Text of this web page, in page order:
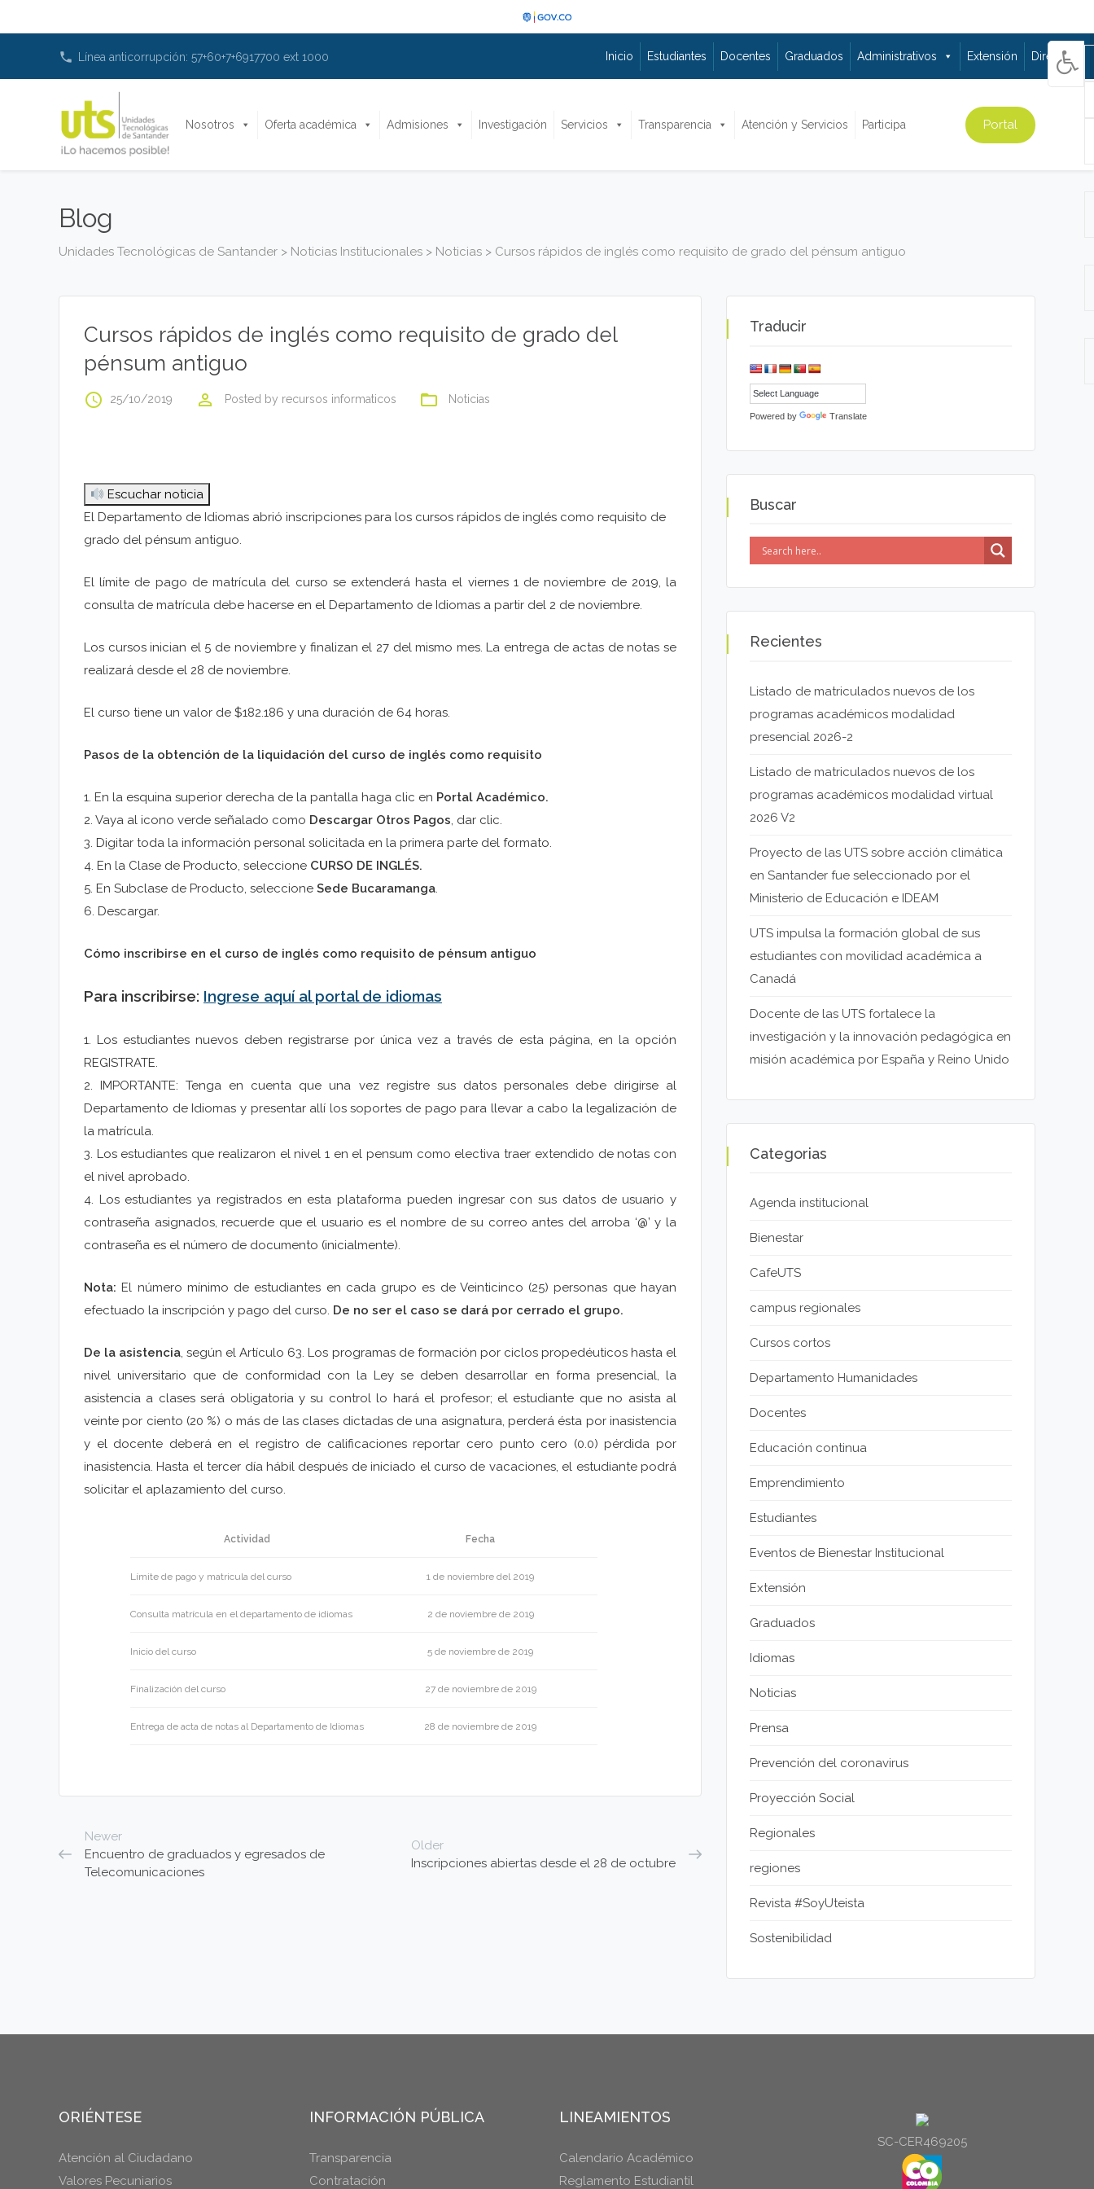
phone Línea anticorrupción: 57+60+7+6917700 ext 1000 Inicio Estudiantes Docentes Graduados Administrativos Extensión Directorio
Nosotros Oferta académica Admisiones Investigación Servicios Transparencia Atención y Servicios Participa Portal
Blog
Unidades Tecnológicas de Santander > Noticias Institucionales > Noticias > Cursos rápidos de inglés como requisito de grado del pénsum antiguo
Cursos rápidos de inglés como requisito de grado del
pénsum antiguo
access_time 25/10/2019 perm_identity Posted by recursos informaticos folder_open Noticias
Escuchar noticia
El Departamento de Idiomas abrió inscripciones para los cursos rápidos de inglés como requisito de
grado del pénsum antiguo.
El límite de pago de matrícula del curso se extenderá hasta el viernes 1 de noviembre de 2019, la
consulta de matrícula debe hacerse en el Departamento de Idiomas a partir del 2 de noviembre.
Los cursos inician el 5 de noviembre y finalizan el 27 del mismo mes. La entrega de actas de notas se
realizará desde el 28 de noviembre.
El curso tiene un valor de $182.186 y una duración de 64 horas.
Pasos de la obtención de la liquidación del curso de inglés como requisito
1. En la esquina superior derecha de la pantalla haga clic en Portal Académico.
2. Vaya al icono verde señalado como Descargar Otros Pagos, dar clic.
3. Digitar toda la información personal solicitada en la primera parte del formato.
4. En la Clase de Producto, seleccione CURSO DE INGLÉS.
5. En Subclase de Producto, seleccione Sede Bucaramanga.
6. Descargar.
Cómo inscribirse en el curso de inglés como requisito de pénsum antiguo
Para inscribirse: Ingrese aquí al portal de idiomas
1. Los estudiantes nuevos deben registrarse por única vez a través de esta página, en la opción
REGISTRATE.
2. IMPORTANTE: Tenga en cuenta que una vez registre sus datos personales debe dirigirse al
Departamento de Idiomas y presentar allí los soportes de pago para llevar a cabo la legalización de
la matrícula.
3. Los estudiantes que realizaron el nivel 1 en el pensum como electiva traer extendido de notas con
el nivel aprobado.
4. Los estudiantes ya registrados en esta plataforma pueden ingresar con sus datos de usuario y
contraseña asignados, recuerde que el usuario es el nombre de su correo antes del arroba ‘@’ y la
contraseña es el número de documento (inicialmente).
Nota: El número mínimo de estudiantes en cada grupo es de Veinticinco (25) personas que hayan
efectuado la inscripción y pago del curso. De no ser el caso se dará por cerrado el grupo.
De la asistencia, según el Artículo 63. Los programas de formación por ciclos propedéuticos hasta el
nivel universitario que de conformidad con la Ley se deben desarrollar en forma presencial, la
asistencia a clases será obligatoria y su control lo hará el profesor; el estudiante que no asista al
veinte por ciento (20 %) o más de las clases dictadas de una asignatura, perderá ésta por inasistencia
y el docente deberá en el registro de calificaciones reportar cero punto cero (0.0) pérdida por
inasistencia. Hasta el tercer día hábil después de iniciado el curso de vacaciones, el estudiante podrá
solicitar el aplazamiento del curso.
Actividad Fecha
Límite de pago y matricula del curso 1 de noviembre del 2019
Consulta matrícula en el departamento de idiomas 2 de noviembre de 2019
Inicio del curso 5 de noviembre de 2019
Finalización del curso 27 de noviembre de 2019
Entrega de acta de notas al Departamento de Idiomas 28 de noviembre de 2019
Newer
Encuentro de graduados y egresados de
Telecomunicaciones
Older
Inscripciones abiertas desde el 28 de octubre
Traducir
Powered by Translate
Buscar
Recientes
Listado de matriculados nuevos de los
programas académicos modalidad
presencial 2026-2
Listado de matriculados nuevos de los
programas académicos modalidad virtual
2026 V2
Proyecto de las UTS sobre acción climática
en Santander fue seleccionado por el
Ministerio de Educación e IDEAM
UTS impulsa la formación global de sus
estudiantes con movilidad académica a
Canadá
Docente de las UTS fortalece la
investigación y la innovación pedagógica en
misión académica por España y Reino Unido
Categorias
Agenda institucional
Bienestar
CafeUTS
campus regionales
Cursos cortos
Departamento Humanidades
Docentes
Educación continua
Emprendimiento
Estudiantes
Eventos de Bienestar Institucional
Extensión
Graduados
Idiomas
Noticias
Prensa
Prevención del coronavirus
Proyección Social
Regionales
regiones
Revista #SoyUteista
Sostenibilidad
ORIÉNTESE
Atención al Ciudadano
Valores Pecuniarios
INFORMACIÓN PÚBLICA
Transparencia
Contratación
LINEAMIENTOS
Calendario Académico
Reglamento Estudiantil
SC-CER469205